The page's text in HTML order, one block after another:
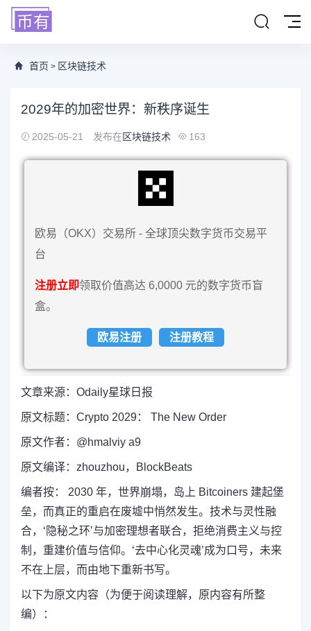
首页 > 区块链技术
2029年的加密世界：新秩序诞生
2025-05-21 发布在区块链技术 163
欧易（OKX）交易所 - 全球顶尖数字货币交易平
台
注册立即领取价值高达 6,0000 元的数字货币盲
盒。
欧易注册 注册教程
文章来源：Odaily星球日报
原文标题：Crypto 2029： The New Order
原文作者：@hmalviy a9
原文编译：zhouzhou，BlockBeats
编者按： 2030 年，世界崩塌，岛上 Bitcoiners 建起堡
垒，而真正的重启在废墟中悄然发生。技术与灵性融
合，‘隐秘之环’与加密理想者联合，拒绝消费主义与控
制，重建价值与信仰。‘去中心化灵魂’成为口号，未来
不在上层，而由地下重新书写。
以下为原文内容（为便于阅读理解，原内容有所整
编）：